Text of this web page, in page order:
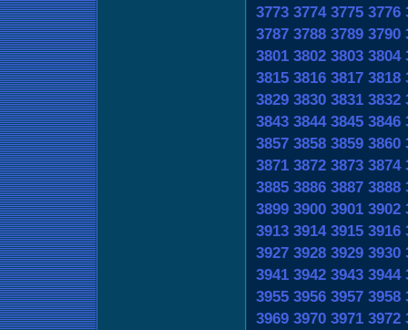
3773 3774 3775 3776
3787 3788 3789 3790
3801 3802 3803 3804
3815 3816 3817 3818
3829 3830 3831 3832
3843 3844 3845 3846
3857 3858 3859 3860
3871 3872 3873 3874
3885 3886 3887 3888
3899 3900 3901 3902
3913 3914 3915 3916
3927 3928 3929 3930
3941 3942 3943 3944
3955 3956 3957 3958
3969 3970 3971 3972